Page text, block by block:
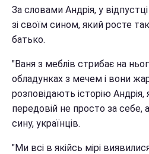
За словами Андрія, у
зі своїм сином, який росте
батько.
"Ваня з меблів стрибає на
обладунках з мечем і вони
розповідають історію Андрія,
передовій не просто за себе,
сину, українців.
"Ми всі в якійсь мірі